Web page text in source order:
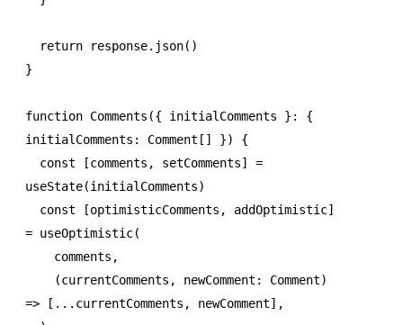
  return
response.json()
}
function Comments ({ initialComments } :
{
initialComments : Comment [] }) {
  const
[comments , setComments] =
useState(initialComments)
  const
[optimisticComments , addOptimistic
= useOptimistic(
    comments
,
    (currentComments
, newComment : Comment
=> [ ... currentComments , newComment] ,